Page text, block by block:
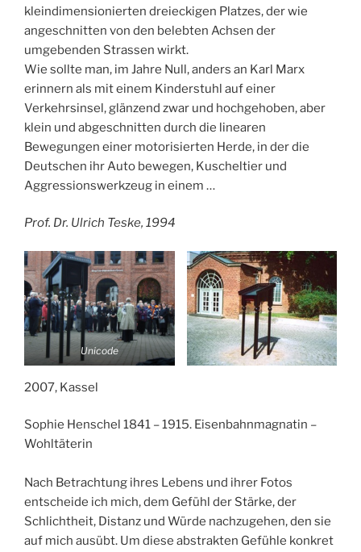
kleindimensionierten dreieckigen Platzes, der wie
angeschnitten von den belebten Achsen der
umgebenden Strassen wirkt.
Wie sollte man, im Jahre Null, anders an Karl Marx
erinnern als mit einem Kinderstuhl auf einer
Verkehrsinsel, glänzend zwar und hochgehoben, aber
klein und abgeschnitten durch die linearen
Bewegungen einer motorisierten Herde, in der die
Deutschen ihr Auto bewegen, Kuscheltier und
Aggressionswerkzeug in einem …
Prof. Dr. Ulrich Teske, 1994
Unicode
2007, Kassel
Sophie Henschel 1841 – 1915. Eisenbahnmagnatin –
Wohltäterin
Nach Betrachtung ihres Lebens und ihrer Fotos
entscheide ich mich, dem Gefühl der Stärke, der
Schlichtheit, Distanz und Würde nachzugehen, den sie
auf mich ausübt. Um diese abstrakten Gefühle konkret